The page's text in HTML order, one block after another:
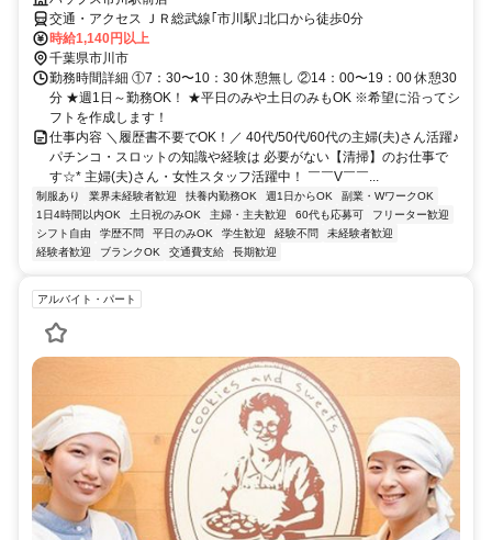
交通・アクセス ＪＲ総武線｢市川駅｣北口から徒歩0分
時給1,140円以上
千葉県市川市
勤務時間詳細 ①7：30〜10：30 休憩無し ②14：00〜19：00 休憩30
分 ★週1日～勤務OK！ ★平日のみや土日のみもOK ※希望に沿ってシ
フトを作成します！
仕事内容 ＼履歴書不要でOK！／ 40代/50代/60代の主婦(夫)さん活躍♪
パチンコ・スロットの知識や経験は 必要がない【清掃】のお仕事で
す☆* 主婦(夫)さん・女性スタッフ活躍中！ ￣￣V￣￣...
制服あり 業界未経験者歓迎 扶養内勤務OK 週1日からOK
副業・WワークOK
1日4時間以内OK
土日祝のみOK 主婦・主夫歓迎 60代も応募可
フリーター歓迎
シフト自由
学歴不問 平日のみOK 学生歓迎 経験不問
未経験者歓迎
経験者歓迎
ブランクOK 交通費支給 長期歓迎
アルバイト・パート